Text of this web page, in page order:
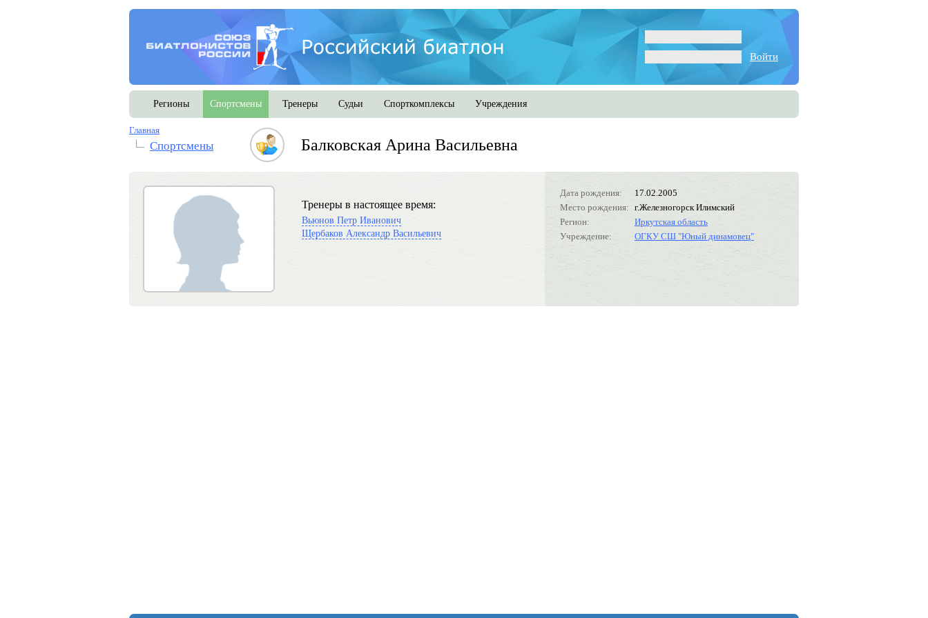
Войти
Регионы Спортсмены Тренеры Судьи Спорткомплексы Учреждения
Главная
Спортсмены Балковская Арина Васильевна
Дата рождения:
17.02.2005
Место рождения: г.Железногорск Илимский
Регион:
Иркутская область
Учреждение:
ОГКУ СШ "Юный динамовец"
Тренеры в настоящее время:
Вьюнов Петр Иванович
Щербаков Александр Васильевич